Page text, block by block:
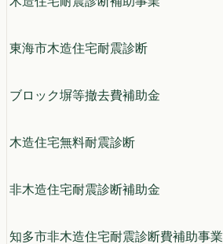
東海市木造住宅耐震診断
ブロック塀等撤去費補助金
木造住宅無料耐震診断
非木造住宅耐震診断補助金
知多市非木造住宅耐震診断費補助事業